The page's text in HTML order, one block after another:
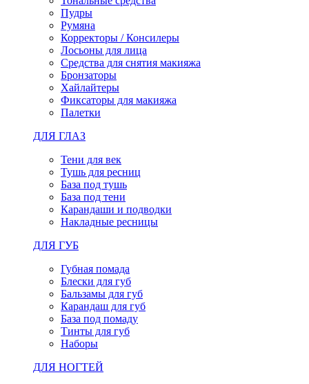
Пудры
Румяна
Корректоры / Консилеры
Лосьоны для лица
Средства для снятия макияжа
Бронзаторы
Хайлайтеры
Фиксаторы для макияжа
Палетки
ДЛЯ ГЛАЗ
Тени для век
Тушь для ресниц
База под тушь
База под тени
Карандаши и подводки
Накладные ресницы
ДЛЯ ГУБ
Губная помада
Блески для губ
Бальзамы для губ
Карандаш для губ
База под помаду
Тинты для губ
Наборы
ДЛЯ НОГТЕЙ